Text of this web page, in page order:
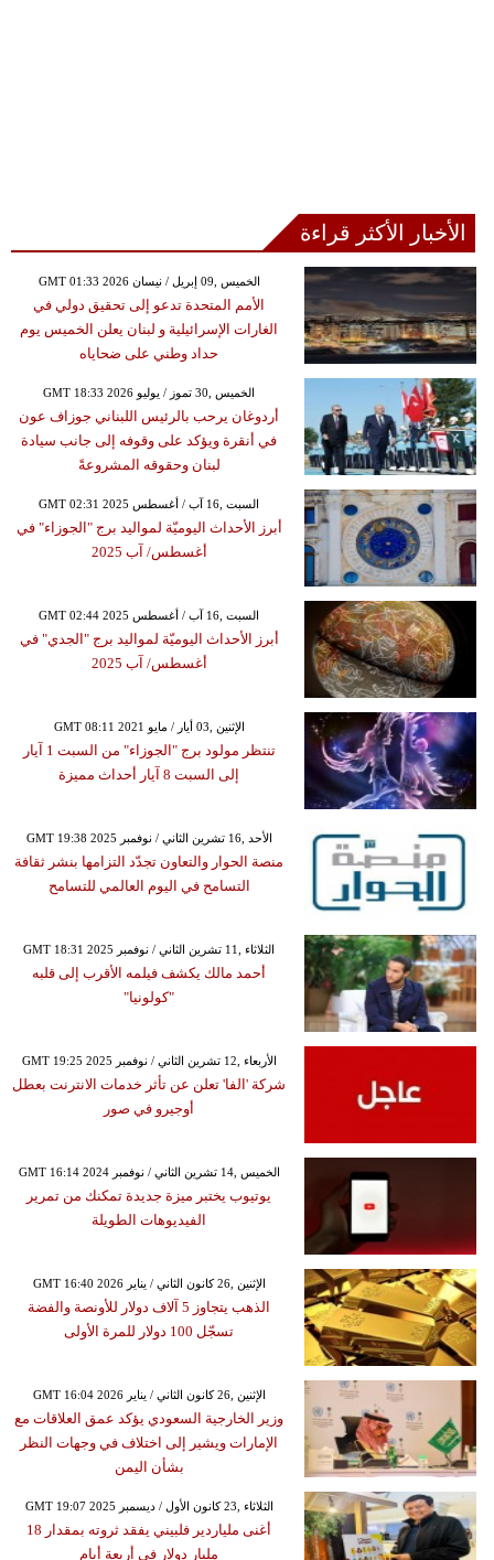
الأخبار الأكثر قراءة
GMT 01:33 2026 الخميس ,09 إبريل / نيسان
الأمم المتحدة تدعو إلى تحقيق دولي في
الغارات الإسرائيلية و لبنان يعلن الخميس يوم
حداد وطني على ضحاياه
GMT 18:33 2026 الخميس ,30 تموز / يوليو
أردوغان يرحب بالرئيس اللبناني جوزاف عون
في أنقرة ويؤكد على وقوفه إلى جانب سيادة
لبنان وحقوقه المشروعةً
GMT 02:31 2025 السبت ,16 آب / أغسطس
أبرز الأحداث اليوميّة لمواليد برج "الجوزاء" في
أغسطس/ آب 2025
GMT 02:44 2025 السبت ,16 آب / أغسطس
أبرز الأحداث اليوميّة لمواليد برج "الجدي" في
أغسطس/ آب 2025
GMT 08:11 2021 الإثنين ,03 أيار / مايو
تنتظر مولود برج "الجوزاء" من السبت 1 آيار
إلى السبت 8 آيار أحداث مميزة
GMT 19:38 2025 الأحد ,16 تشرين الثاني / نوفمبر
منصة الحوار والتعاون تجدّد التزامها بنشر ثقافة
التسامح في اليوم العالمي للتسامح
GMT 18:31 2025 الثلاثاء ,11 تشرين الثاني / نوفمبر
أحمد مالك يكشف فيلمه الأقرب إلى قلبه
"كولونيا"
GMT 19:25 2025 الأربعاء ,12 تشرين الثاني / نوفمبر
شركة 'الفا' تعلن عن تأثر خدمات الانترنت بعطل
أوجيرو في صور
GMT 16:14 2024 الخميس ,14 تشرين الثاني / نوفمبر
يوتيوب يختبر ميزة جديدة تمكنك من تمرير
الفيديوهات الطويلة
GMT 16:40 2026 الإثنين ,26 كانون الثاني / يناير
الذهب يتجاوز 5 آلاف دولار للأونصة والفضة
تسجّل 100 دولار للمرة الأولى
GMT 16:04 2026 الإثنين ,26 كانون الثاني / يناير
وزير الخارجية السعودي يؤكد عمق العلاقات مع
الإمارات ويشير إلى اختلاف في وجهات النظر
بشأن اليمن
GMT 19:07 2025 الثلاثاء ,23 كانون الأول / ديسمبر
أغنى ملياردير فلبيني يفقد ثروته بمقدار 18
مليار دولار في أربعة أيام